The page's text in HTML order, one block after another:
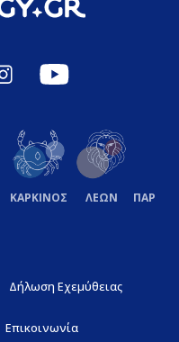
ΚΑΡΚΙΝΟΣ ΛΕΩΝ
Δήλωση Εχεμύθειας
Επικοινωνία